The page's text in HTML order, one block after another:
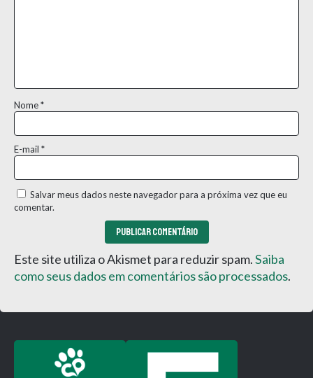
Nome*
E-mail *
Salvar meus dados neste navegador para a próxima vez que eu
comentar.
Este site utiliza o Akismet para reduzir spam.Saiba
como seus dados em comentários são processados.